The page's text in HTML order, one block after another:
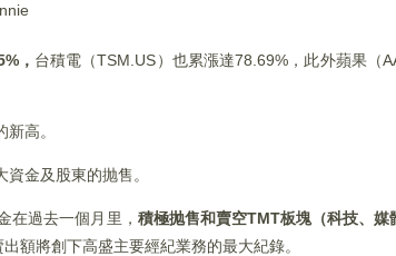
， 台積電（TSM.US）也累漲達78.69%，此外蘋果（
高。
金及股東的抛售。
在過去一個月里， 積極抛售和賣空TMT板塊（科技、媒
額將創下高盛主要經紀業務的最大紀錄。